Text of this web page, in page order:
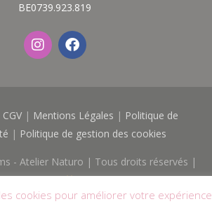
BE0739.923.819
I
n
s
r
a
F
a
c
o
k
CGV | Mentions Légales | Politique de
| Politique de gestion des cookies
- Atelier Naturo | Tous droits réservés |
avec
parWeb'O'Féminin
cookies pour améliorer votre expérience